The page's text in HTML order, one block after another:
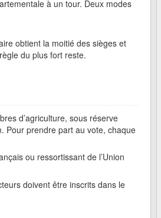
à un tour. Deux modes
obtient la moitié des sièges et
du plus fort reste.
d’agriculture, sous réserve
Pour prendre part au vote, chaque
ou ressortissant de l’Union
doivent être inscrits dans le